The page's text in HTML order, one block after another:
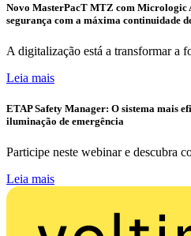
Novo MasterPacT MTZ com Micrologic
segurança com a máxima continuidade
A digitalização está a transformar a
Leia mais
ETAP Safety Manager: O sistema mais
iluminação de emergência
Participe neste webinar e descubra
Leia mais